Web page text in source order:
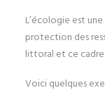
L’écologie est
protection des
littoral et ce
Voici quelques